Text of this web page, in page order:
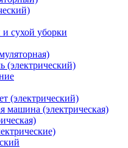
сухой уборки
(электрический)
(электрический)
машина (электрическая)